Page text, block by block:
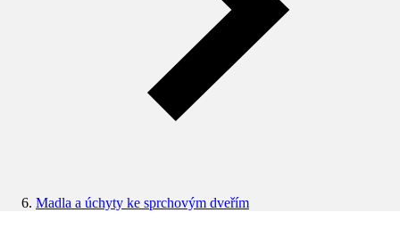
Madla a úchyty ke sprchovým dveřím